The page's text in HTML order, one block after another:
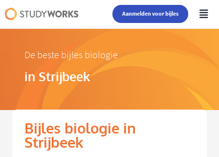
Aanmelden voor bijles
De beste bijles biologie
in Strijbeek
Bijles biologie in
Strijbeek